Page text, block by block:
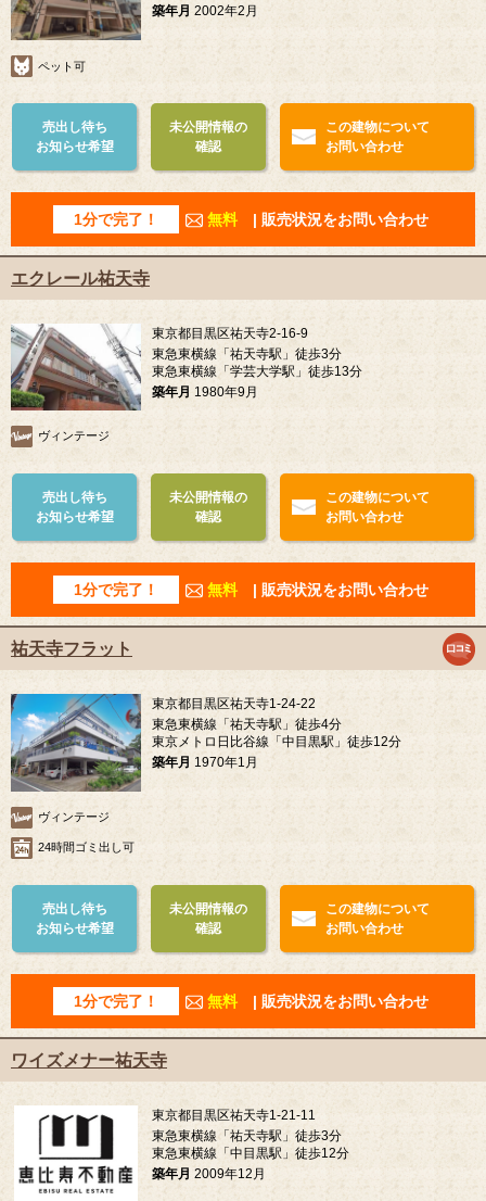
築年月 2002年2月
ペット可
売出し待ち
お知らせ希望
未公開情報の
確認
この建物について
お問い合わせ
1分で完了！ 無料 | 販売状況をお問い合わせ
エクレール祐天寺
東京都目黒区祐天寺2-16-9
東急東横線「祐天寺駅」徒歩3分
東急東横線「学芸大学駅」徒歩13分
築年月 1980年9月
ヴィンテージ
売出し待ち
お知らせ希望
未公開情報の
確認
この建物について
お問い合わせ
1分で完了！ 無料 | 販売状況をお問い合わせ
祐天寺フラット
東京都目黒区祐天寺1-24-22
東急東横線「祐天寺駅」徒歩4分
東京メトロ日比谷線「中目黒駅」徒歩12分
築年月 1970年1月
ヴィンテージ
24時間ゴミ出し可
売出し待ち
お知らせ希望
未公開情報の
確認
この建物について
お問い合わせ
1分で完了！ 無料 | 販売状況をお問い合わせ
ワイズメナー祐天寺
東京都目黒区祐天寺1-21-11
東急東横線「祐天寺駅」徒歩3分
東急東横線「中目黒駅」徒歩12分
築年月 2009年12月